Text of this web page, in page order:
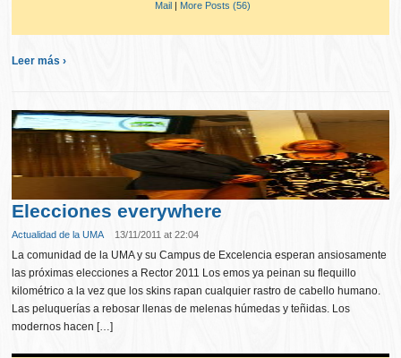
Mail | More Posts (56)
Leer más ›
Elecciones everywhere
Actualidad de la UMA 13/11/2011 at 22:04
La comunidad de la UMA y su Campus de Excelencia esperan ansiosamente
las próximas elecciones a Rector 2011 Los emos ya peinan su flequillo
kilométrico a la vez que los skins rapan cualquier rastro de cabello humano.
Las peluquerías a rebosar llenas de melenas húmedas y teñidas. Los
modernos hacen […]